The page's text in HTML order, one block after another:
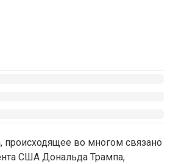
происходящее во многом связано
США Дональда Трампа,